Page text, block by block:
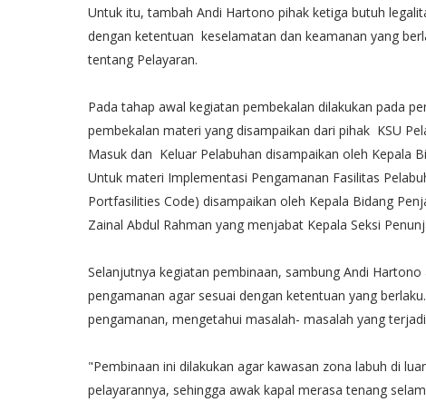
Untuk itu, tambah Andi Hartono pihak ketiga butuh
dengan ketentuan keselamatan dan keamanan yang
tentang Pelayaran.
Pada tahap awal kegiatan pembekalan dilakukan pada
pembekalan materi yang disampaikan dari pihak KSU
Masuk dan Keluar Pelabuhan disampaikan oleh Kepala
Untuk materi Implementasi Pengamanan Fasilitas
Portfasilities Code) disampaikan oleh Kepala Bidang
Zainal Abdul Rahman yang menjabat Kepala Seksi
Selanjutnya kegiatan pembinaan, sambung Andi
pengamanan agar sesuai dengan ketentuan yang
pengamanan, mengetahui masalah- masalah yang
"Pembinaan ini dilakukan agar kawasan zona labuh di
pelayarannya, sehingga awak kapal merasa tenang